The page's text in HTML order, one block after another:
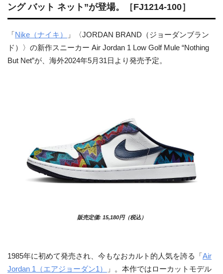
ング バット ネット”が登場。［FJ1214-100］
「 Nike（ナイキ）
」〈JORDAN BRAND（ジョーダンブラン
ド）〉の新作スニーカー Air Jordan 1 Low Golf Mule “Nothing
But Net”が、海外2024年5月31日より発売予定。
販売定価: 15,180円（税込）
1985年に初めて発売され、今もなおカルト的人気を誇る「 Air
Jordan 1（エアジョーダン1）
」。本作ではローカットモデル